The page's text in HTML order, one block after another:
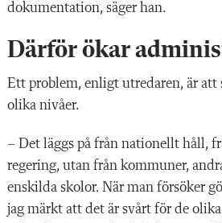
dokumentation, säger han.
Därför ökar
Ett problem, enligt utredaren, är att
olika nivåer.
– Det läggs på från nationellt håll,
regering, utan från kommuner,
enskilda skolor. När man försöker
jag märkt att det är svårt för de